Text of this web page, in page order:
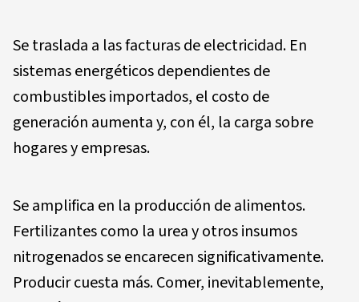
Se traslada a las facturas de electricidad. En
sistemas energéticos dependientes de
combustibles importados, el costo de
generación aumenta y, con él, la carga sobre
hogares y empresas.
Se amplifica en la producción de alimentos.
Fertilizantes como la urea y otros insumos
nitrogenados se encarecen significativamente.
Producir cuesta más. Comer, inevitablemente,